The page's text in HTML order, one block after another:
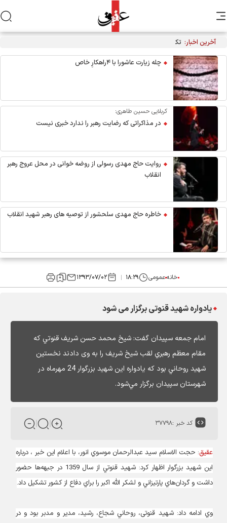
آخرین اخبار: تکذیب نقل قول منتسب به رهبر انقلاب از سوی دفتر معظم‌له
چله زیارت عاشورا با ۴راهکارِ خاص
کربلایی حسین طاهری:
در مذاکراتی که رضایت رهبر را ندارد خبری نیست
روایت حاج مهدی رسولی از روضه خوانی در محل عروج رهبر
انقلاب
خاطره حاج مهدی سلحشور از توصیه های رهبر شهید انقلاب
خانهعمومی ۱۸:۲۹ ۱۳۹۳/۰۷/۰۲
یادواره شهید قنوتی برگزار می شود
امام جمعه سپيدان گفت: شيخ محمد حسن شريف قنوتي كه
مقام معظم رهبري لقب شيخ شريف را به وی دادند نخستین
شهيد روحاني بود كه يادواره این شهید بزرگوار 24 مهرماه در
شهرستان سپيدان برگزار مي‌شود.
کد خبر :۳۷۷۹۸
عقیق: حجت الاسلام سيد عبدالرحمان موسوي انور، با اعلام این خبر ، درباره
این شهید بزرگوار اظهار کرد: شهيد قنوتي از سال 1359 در جبهه‌ها حضور
داشت و گردان‌هاي پارتيزاني و لشكر الله اكبر را براي دفاع از كشور تشكيل داد.
وي ادامه داد: شهید قنوتی، روحاني شجاع، رشيد، مدير و مدبر بود و در